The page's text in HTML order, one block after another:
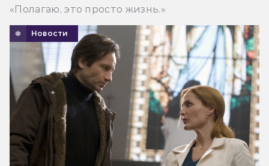
«Полагаю, это просто жизнь.»
Новости